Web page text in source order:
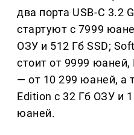
два порта USB-C 3.2
стартуют с 7999
ОЗУ и 512 Гб SSD;
стоит от 9999
— от 10 299 юаней, а
Edition с 32 Гб ОЗУ и
юаней.